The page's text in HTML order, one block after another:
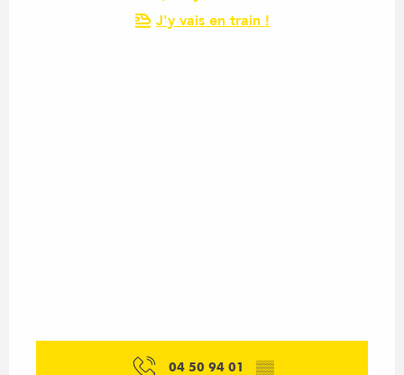
J'y vais en train !
04 50 94 01 ▒▒